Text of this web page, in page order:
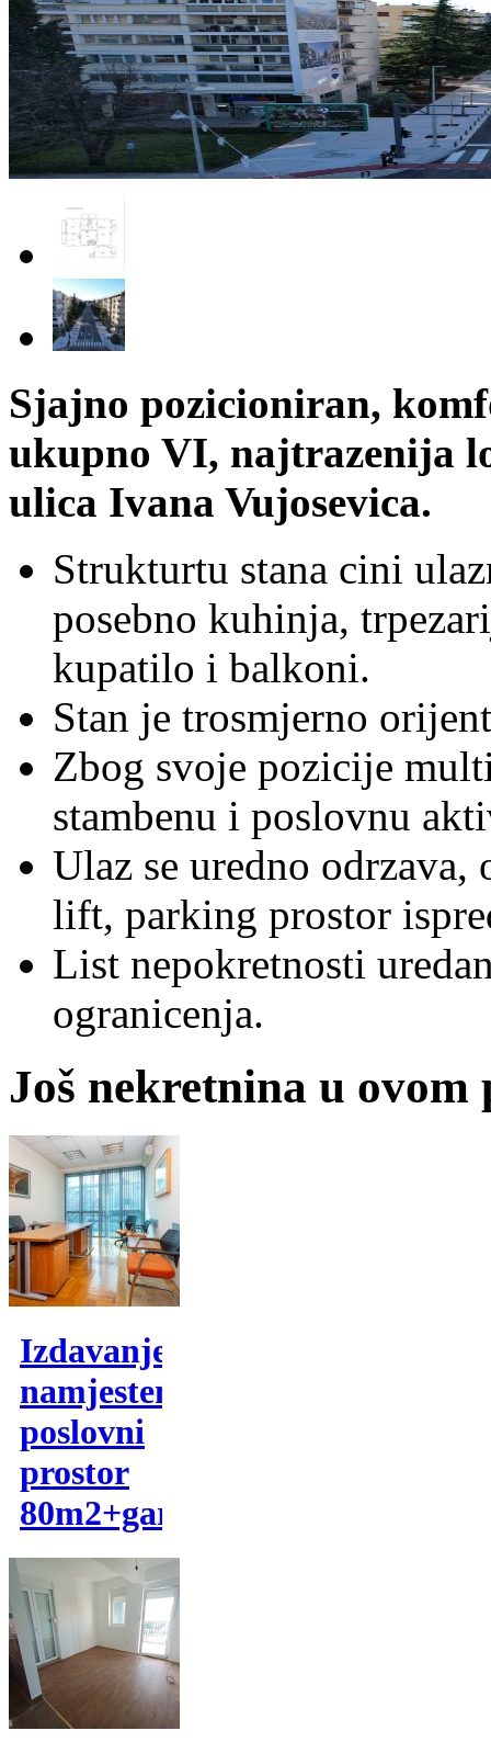
Sjajno pozicioniran,
ukupno VI, najtrazenija
ulica Ivana Vujosevica.
Strukturtu stana cini
posebno kuhinja,
kupatilo i balkoni.
Stan je trosmjerno
Zbog svoje pozicije
stambenu i poslovnu
Ulaz se uredno odrzava,
lift, parking prostor
List nepokretnosti
ogranicenja.
Još nekretnina u ovom
Izdavanje,
namjesten
poslovni
prostor
80m2+garaza